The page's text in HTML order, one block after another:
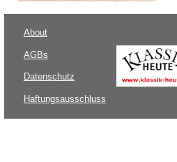
About
AGBs
Datenschutz
Haftungsausschluss